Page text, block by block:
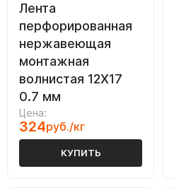
Лента
перфорированная
нержавеющая
монтажная
волнистая 12Х17
0.7 мм
Цена:
324руб./кг
КУПИТЬ